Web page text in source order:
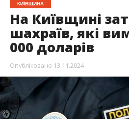
КИЇВЩИНА
На Київщині
шахраїв, які
000 доларів
Опубліковано 13.11.2024